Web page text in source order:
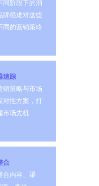
同阶段下的消
牌很难对这些
同的营销策略
追踪
销策略与市场
对性方案，打
市场先机
合
合内容、渠